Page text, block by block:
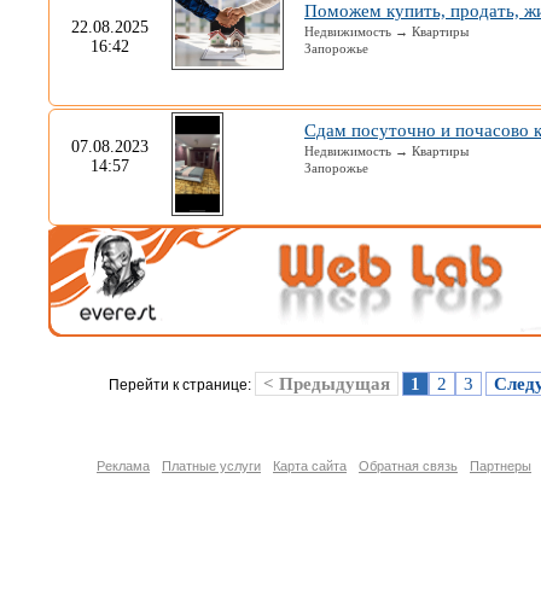
22.08.2025
16:42
Поможем купить, продать,
Недвижимость → Квартиры
Запорожье
07.08.2023
14:57
Сдам посуточно и почасово
Недвижимость → Квартиры
Запорожье
Перейти к странице: < Предыдущая 1 2 3
Реклама Платные услуги Карта сайта Обратная связь Партнеры